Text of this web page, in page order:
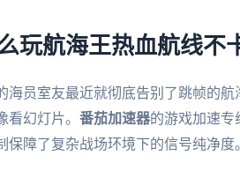
玩航海王热血航线不
海员室友最近就彻底告别了跳帧的航
看幻灯片。 番茄加速器的游戏加速专
障了复杂战场环境下的信号纯净度